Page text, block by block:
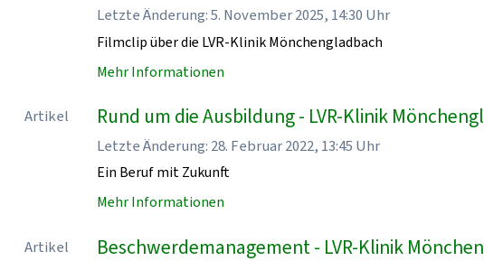
Letzte Änderung: 5. November 2025, 14:30 Uhr
Filmclip über die LVR-Klinik Mönchengladbach
Mehr Informationen
Artikel Rund um die Ausbildung - LVR-Klinik
Letzte Änderung: 28. Februar 2022, 13:45 Uhr
Ein Beruf mit Zukunft
Mehr Informationen
Artikel Beschwerdemanagement - LVR-Klinik